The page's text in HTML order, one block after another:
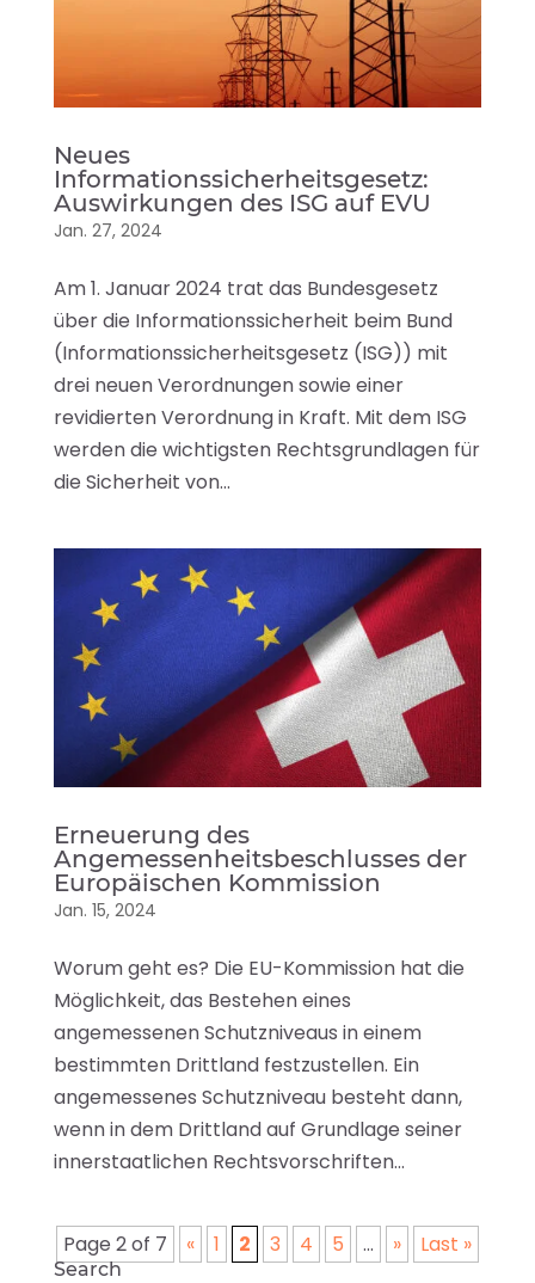
Neues
Informationssicherheitsgesetz:
Auswirkungen des ISG auf EVU
Jan. 27, 2024
Am 1. Januar 2024 trat das Bundesgesetz
über die Informationssicherheit beim Bund
(Informationssicherheitsgesetz (ISG)) mit
drei neuen Verordnungen sowie einer
revidierten Verordnung in Kraft. Mit dem ISG
werden die wichtigsten Rechtsgrundlagen für
die Sicherheit von...
Erneuerung des
Angemessenheitsbeschlusses der
Europäischen Kommission
Jan. 15, 2024
Worum geht es? Die EU-Kommission hat die
Möglichkeit, das Bestehen eines
angemessenen Schutzniveaus in einem
bestimmten Drittland festzustellen. Ein
angemessenes Schutzniveau besteht dann,
wenn in dem Drittland auf Grundlage seiner
innerstaatlichen Rechtsvorschriften...
Page 2 of 7 « 1 2 3 4 5 ... » Last »
Search